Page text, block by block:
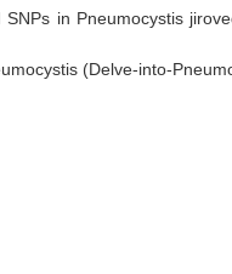
in Pneumocystis
(Delve-into-